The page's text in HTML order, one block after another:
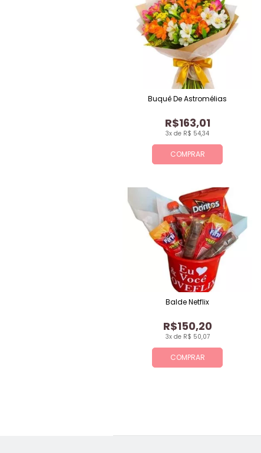
COMPRAR
3x de R$ 54,34
R$163,01
Buquê De Astromélias
COMPRAR
3x de R$ 50,07
R$150,20
Balde Netflix